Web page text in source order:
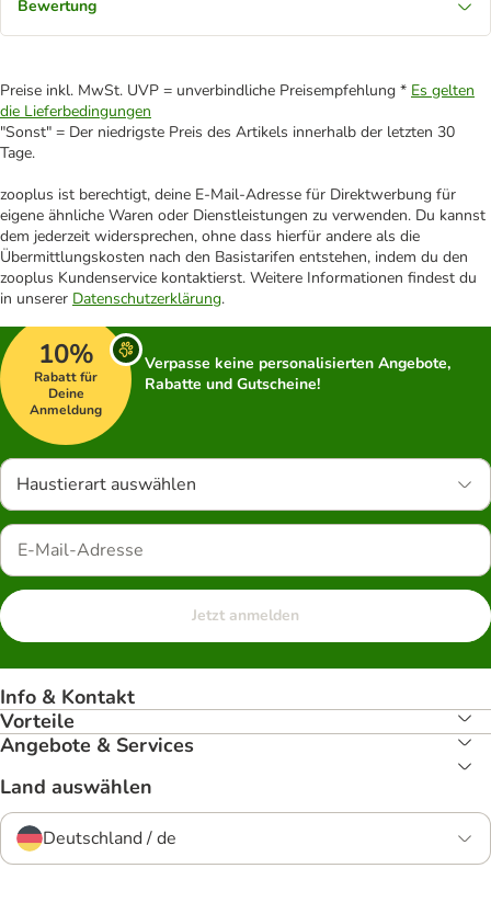
Bewertung
Preise inkl. MwSt. UVP = unverbindliche Preisempfehlung * Es gelten
die Lieferbedingungen
"Sonst" = Der niedrigste Preis des Artikels innerhalb der letzten 30
Tage.
zooplus ist berechtigt, deine E-Mail-Adresse für Direktwerbung für
eigene ähnliche Waren oder Dienstleistungen zu verwenden. Du kannst
dem jederzeit widersprechen, ohne dass hierfür andere als die
Übermittlungskosten nach den Basistarifen entstehen, indem du den
zooplus Kundenservice kontaktierst. Weitere Informationen findest du
in unserer Datenschutzerklärung.
10%
Rabatt für
Deine
Anmeldung
Verpasse keine personalisierten Angebote,
Rabatte und Gutscheine!
Haustierart auswählen
Jetzt anmelden
Info & Kontakt
Vorteile
Angebote & Services
Land auswählen
Deutschland / de